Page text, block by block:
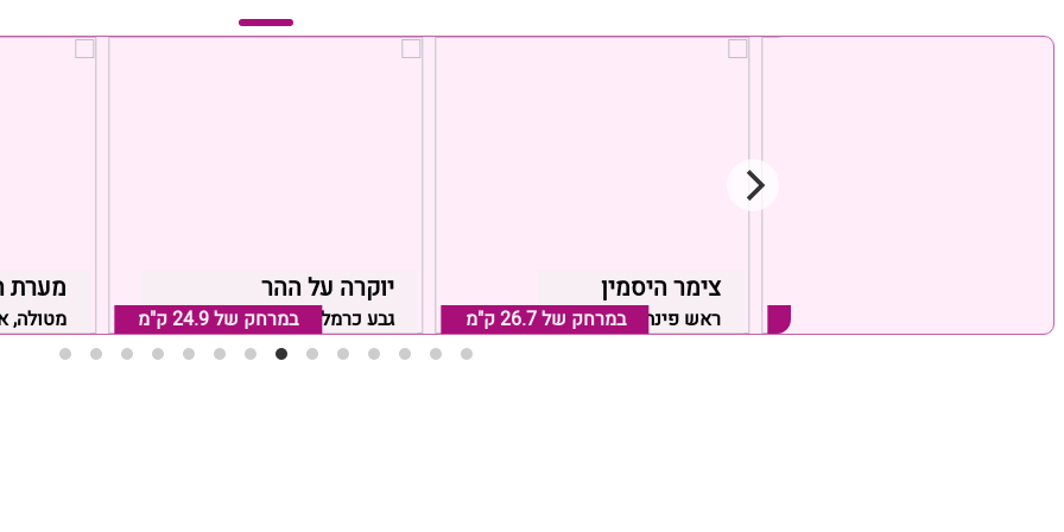
מערת
מטולה,
יוקרה על ההר
גבע כרמל, אזור חיפה והקריות
במרחק של24.9 ק"מ
צימר היסמין
ראש פינה, אזור צפת
במרחק של26.7 ק"מ